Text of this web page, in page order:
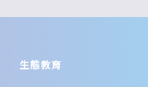
生態教育